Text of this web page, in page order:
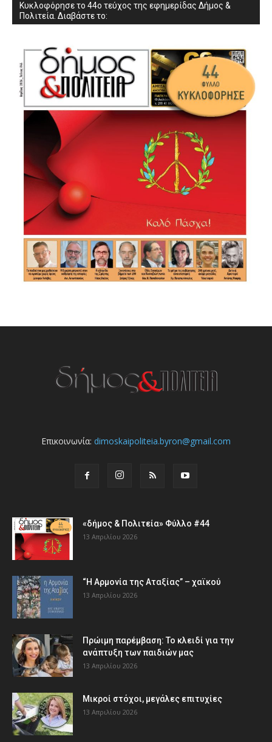
Κυκλοφόρησε το 44ο τεύχος της εφημερίδας Δήμος &
Πολιτεία. Διαβάστε το:
Επικοινωνία: dimoskaipoliteia.byron@gmail.com
«δήμος & Πολιτεία» Φύλλο #44
13 Απριλίου 2026
“Η Αρμονία της Αταξίας” – χαϊκού
13 Απριλίου 2026
Πρώιμη παρέμβαση: Το κλειδί για την
ανάπτυξη των παιδιών µας
13 Απριλίου 2026
Μικροί στόχοι, μεγάλες επιτυχίες
13 Απριλίου 2026